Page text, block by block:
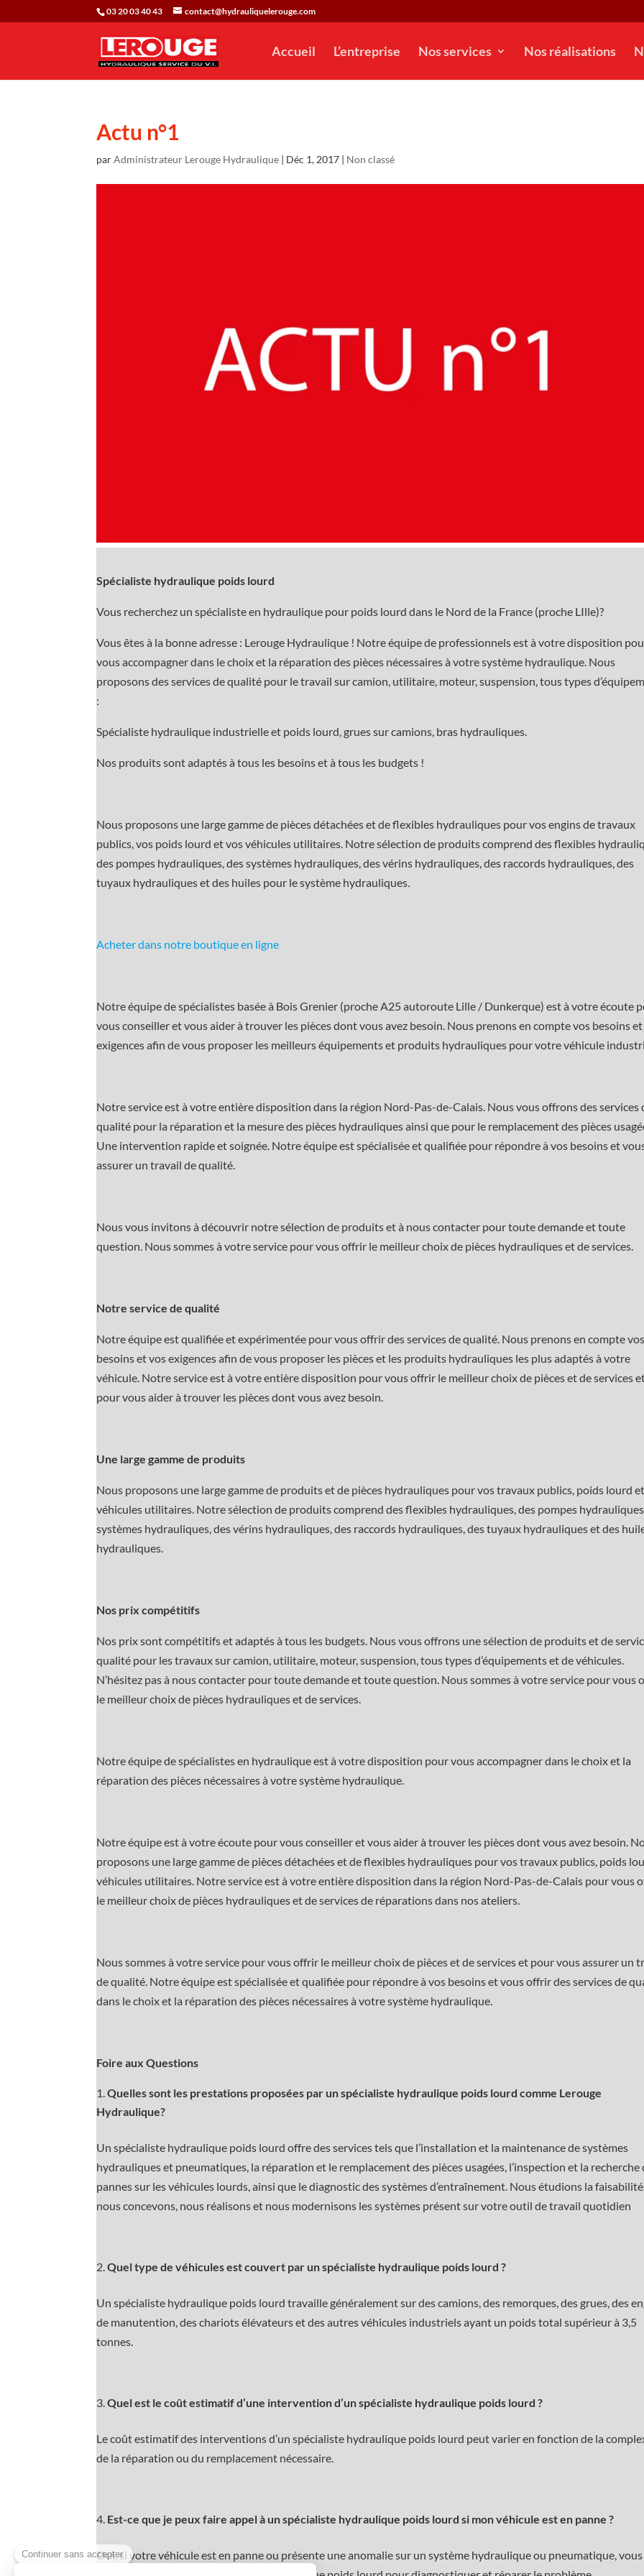
03 20 03 40 43 contact@hydrauliquelerouge.com
Accueil L’entreprise Nos services Nos réalisations
Actu n°1
parAdministrateur Lerouge Hydraulique | Déc 1, 2017 | Non classé
Spécialiste hydraulique poids lourd
Vous recherchez un spécialiste en hydraulique pour poids lourd dans le Nord de la France (proche LIlle)?
Vous êtes à la bonne adresse : Lerouge Hydraulique ! Notre équipe de professionnels est à votre disposition
vous accompagner dans le choix et la réparation des pièces nécessaires à votre système hydraulique. Nous
proposons des services de qualité pour le travail sur camion, utilitaire, moteur, suspension, tous types
:
Spécialiste hydraulique industrielle et poids lourd, grues sur camions, bras hydrauliques.
Nos produits sont adaptés à tous les besoins et à tous les budgets !
Nous proposons une large gamme de pièces détachées et de flexibles hydrauliques pour vos engins de travaux
publics, vos poids lourd et vos véhicules utilitaires. Notre sélection de produits comprend des flexibles
des pompes hydrauliques, des systèmes hydrauliques, des vérins hydrauliques, des raccords hydrauliques, des
tuyaux hydrauliques et des huiles pour le système hydrauliques.
Acheter dans notre boutique en ligne
Notre équipe de spécialistes basée à Bois Grenier (proche A25 autoroute Lille / Dunkerque) est à votre écoute
vous conseiller et vous aider à trouver les pièces dont vous avez besoin. Nous prenons en compte vos besoins
exigences afin de vous proposer les meilleurs équipements et produits hydrauliques pour votre véhicule
Notre service est à votre entière disposition dans la région Nord-Pas-de-Calais. Nous vous offrons des services
qualité pour la réparation et la mesure des pièces hydrauliques ainsi que pour le remplacement des pièces
Une intervention rapide et soignée. Notre équipe est spécialisée et qualifiée pour répondre à vos besoins et
assurer un travail de qualité.
Nous vous invitons à découvrir notre sélection de produits et à nous contacter pour toute demande et toute
question. Nous sommes à votre service pour vous offrir le meilleur choix de pièces hydrauliques et de services.
Notre service de qualité
Notre équipe est qualifiée et expérimentée pour vous offrir des services de qualité. Nous prenons en compte vos
besoins et vos exigences afin de vous proposer les pièces et les produits hydrauliques les plus adaptés à votre
véhicule. Notre service est à votre entière disposition pour vous offrir le meilleur choix de pièces et de services
pour vous aider à trouver les pièces dont vous avez besoin.
Une large gamme de produits
Nous proposons une large gamme de produits et de pièces hydrauliques pour vos travaux publics, poids lourd et
véhicules utilitaires. Notre sélection de produits comprend des flexibles hydrauliques, des pompes
systèmes hydrauliques, des vérins hydrauliques, des raccords hydrauliques, des tuyaux hydrauliques et des
hydrauliques.
Nos prix compétitifs
Nos prix sont compétitifs et adaptés à tous les budgets. Nous vous offrons une sélection de produits et de
qualité pour les travaux sur camion, utilitaire, moteur, suspension, tous types d’équipements et de véhicules.
N’hésitez pas à nous contacter pour toute demande et toute question. Nous sommes à votre service pour vous
le meilleur choix de pièces hydrauliques et de services.
Notre équipe de spécialistes en hydraulique est à votre disposition pour vous accompagner dans le choix et la
réparation des pièces nécessaires à votre système hydraulique.
Notre équipe est à votre écoute pour vous conseiller et vous aider à trouver les pièces dont vous avez besoin.
proposons une large gamme de pièces détachées et de flexibles hydrauliques pour vos travaux publics, poids
véhicules utilitaires. Notre service est à votre entière disposition dans la région Nord-Pas-de-Calais pour vous
le meilleur choix de pièces hydrauliques et de services de réparations dans nos ateliers.
Nous sommes à votre service pour vous offrir le meilleur choix de pièces et de services et pour vous assurer un
de qualité. Notre équipe est spécialisée et qualifiée pour répondre à vos besoins et vous offrir des services de
dans le choix et la réparation des pièces nécessaires à votre système hydraulique.
Foire aux Questions
Quelles sont les prestations proposées par un spécialiste hydraulique poids lourd comme Lerouge
Hydraulique?
Un spécialiste hydraulique poids lourd offre des services tels que l’installation et la maintenance de systèmes
hydrauliques et pneumatiques, la réparation et le remplacement des pièces usagées, l’inspection et la recherche
pannes sur les véhicules lourds, ainsi que le diagnostic des systèmes d’entraînement. Nous étudions la
nous concevons, nous réalisons et nous modernisons les systèmes présent sur votre outil de travail quotidien
Quel type de véhicules est couvert par un spécialiste hydraulique poids lourd ?
Un spécialiste hydraulique poids lourd travaille généralement sur des camions, des remorques, des grues, des
de manutention, des chariots élévateurs et des autres véhicules industriels ayant un poids total supérieur à 3,5
tonnes.
Quel est le coût estimatif d’une intervention d’un spécialiste hydraulique poids lourd ?
Le coût estimatif des interventions d’un spécialiste hydraulique poids lourd peut varier en fonction de la
de la réparation ou du remplacement nécessaire.
Est-ce que je peux faire appel à un spécialiste hydraulique poids lourd si mon véhicule est en panne ?
Oui, si votre véhicule est en panne ou présente une anomalie sur un système hydraulique ou pneumatique, vous